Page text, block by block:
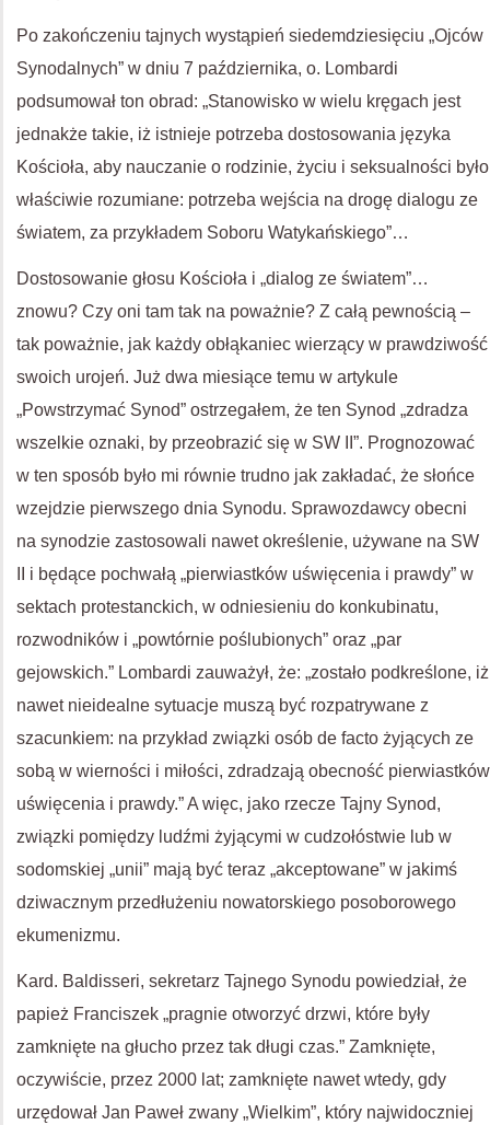
Po zakończeniu tajnych wystąpień siedemdziesięciu „Ojców
Synodalnych” w dniu 7 października, o. Lombardi
podsumował ton obrad: „Stanowisko w wielu kręgach jest
jednakże takie, iż istnieje potrzeba dostosowania języka
Kościoła, aby nauczanie o rodzinie, życiu i seksualności było
właściwie rozumiane: potrzeba wejścia na drogę dialogu ze
światem, za przykładem Soboru Watykańskiego”…
Dostosowanie głosu Kościoła i „dialog ze światem”…
znowu? Czy oni tam tak na poważnie? Z całą pewnością –
tak poważnie, jak każdy obłąkaniec wierzący w prawdziwość
swoich urojeń. Już dwa miesiące temu w artykule
„Powstrzymać Synod” ostrzegałem, że ten Synod „zdradza
wszelkie oznaki, by przeobrazić się w SW II”. Prognozować
w ten sposób było mi równie trudno jak zakładać, że słońce
wzejdzie pierwszego dnia Synodu. Sprawozdawcy obecni
na synodzie zastosowali nawet określenie, używane na SW
II i będące pochwałą „pierwiastków uświęcenia i prawdy” w
sektach protestanckich, w odniesieniu do konkubinatu,
rozwodników i „powtórnie poślubionych” oraz „par
gejowskich.” Lombardi zauważył, że: „zostało podkreślone, iż
nawet nieidealne sytuacje muszą być rozpatrywane z
szacunkiem: na przykład związki osób de facto żyjących ze
sobą w wierności i miłości, zdradzają obecność pierwiastków
uświęcenia i prawdy.” A więc, jako rzecze Tajny Synod,
związki pomiędzy ludźmi żyjącymi w cudzołóstwie lub w
sodomskiej „unii” mają być teraz „akceptowane” w jakimś
dziwacznym przedłużeniu nowatorskiego posoborowego
ekumenizmu.
Kard. Baldisseri, sekretarz Tajnego Synodu powiedział, że
papież Franciszek „pragnie otworzyć drzwi, które były
zamknięte na głucho przez tak długi czas.” Zamknięte,
oczywiście, przez 2000 lat; zamknięte nawet wtedy, gdy
urzędował Jan Paweł zwany „Wielkim”, który najwidoczniej